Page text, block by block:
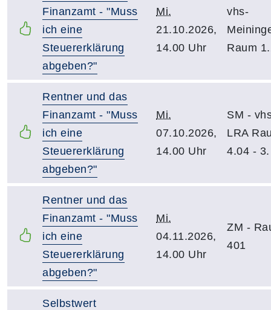
Finanzamt - "Muss
ich eine
Steuererklärung
abgeben?"
Mi.
21.10.2026,
14.00 Uhr
vhs-
Raum
Rentner und das
Finanzamt - "Muss
ich eine
Steuererklärung
abgeben?"
Mi.
07.10.2026,
14.00 Uhr
SM -
LRA
4.04 -
Rentner und das
Finanzamt - "Muss
ich eine
Steuererklärung
abgeben?"
Mi.
04.11.2026,
14.00 Uhr
ZM -
401
Selbstwert